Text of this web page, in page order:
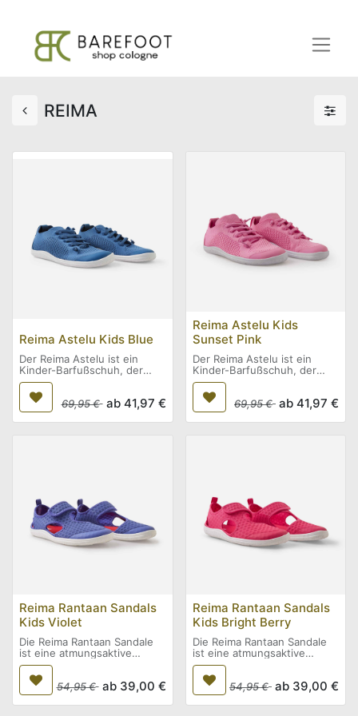
REIMA
Reima Astelu Kids Blue
Der Reima Astelu ist ein
Kinder-Barfußschuh, der
natürliche Fußhaltung und
Bewegungsfreiheit
unterstützt. Mit seiner
flachen Bauweise und der
nur etwa 4 mm starken
69,95€ ab 41,97 €
Reima Astelu Kids
Sunset Pink
Der Reima Astelu ist ein
Kinder-Barfußschuh, der
natürliche Fußhaltung und
Bewegungsfreiheit
unterstützt. Mit seiner
flachen Bauweise und der
nur etwa 4 mm starken
69,95€ ab 41,97 €
Reima Rantaan Sandals
Kids Violet
Die Reima Rantaan Sandale
ist eine atmungsaktive
Kinder-Barfußsandale, die
natürliche
Fußhaltung und
Bewegungsfreiheit
unterstützt. Mit ihrer
54,95€ ab 39,00 €
Reima Rantaan Sandals
Kids Bright Berry
Die Reima Rantaan Sandale
ist eine atmungsaktive
Kinder-Barfußsandale, die
natürliche
Fußhaltung und
Bewegungsfreiheit
unterstützt. Mit ihrer
54,95€ ab 39,00 €